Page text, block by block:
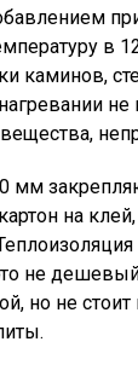
в
каминов,
мм
на
не
но не стоит